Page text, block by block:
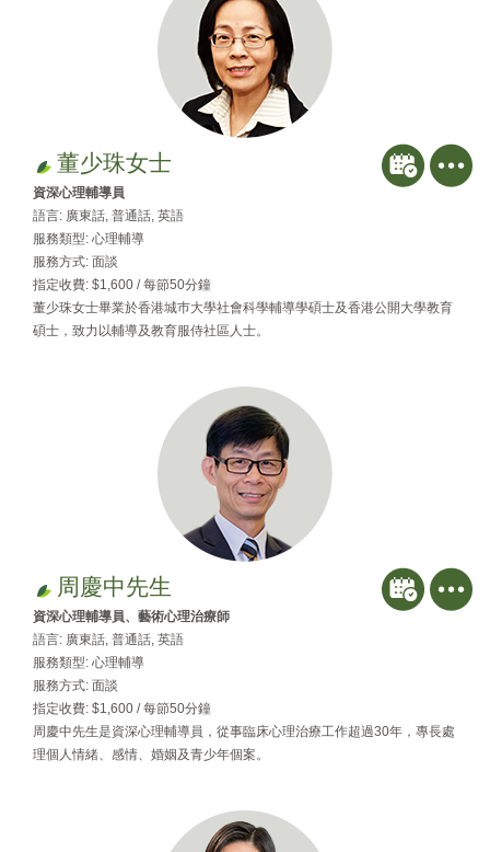
董少珠女士
資深心理輔導員
語言: 廣東話, 普通話, 英語
服務類型: 心理輔導
服務方式: 面談
指定收費: $1,600 / 每節50分鐘
董少珠女士畢業於香港城巿大學社會科學輔導學碩士及香港公開大學教育
碩士，致力以輔導及教育服侍社區人士。
周慶中先生
資深心理輔導員、藝術心理治療師
語言: 廣東話, 普通話, 英語
服務類型: 心理輔導
服務方式: 面談
指定收費: $1,600 / 每節50分鐘
周慶中先生是資深心理輔導員，從事臨床心理治療工作超過30年，專長處
理個人情緒、感情、婚姻及青少年個案。